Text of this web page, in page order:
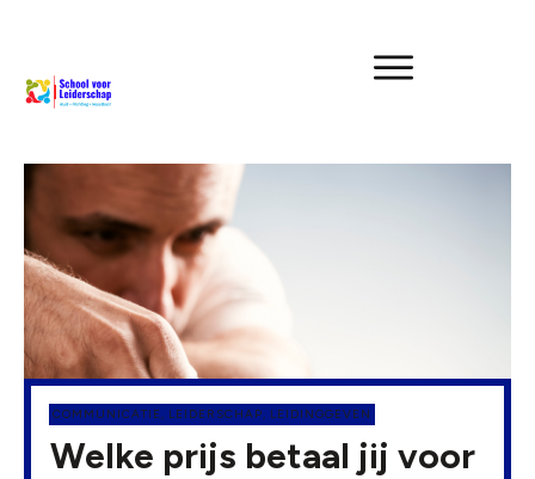
COMMUNICATIE , LEIDERSCHAP, LEIDINGGEVEN
Welke prijs betaal jij voor